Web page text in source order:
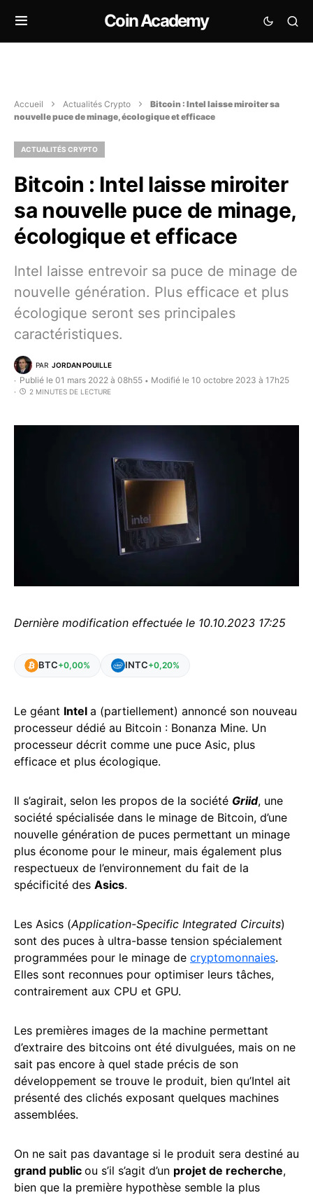
Coin Academy
Accueil Actualités Crypto
Bitcoin : Intel laisse miroiter sa
nouvelle puce de minage, écologique et efficace
ACTUALITÉS CRYPTO
Bitcoin : Intel laisse miroiter
sa nouvelle puce de minage,
écologique et efficace
Intel laisse entrevoir sa puce de minage de
nouvelle génération. Plus efficace et plus
écologique seront ses principales
caractéristiques.
PAR JORDAN POUILLE
Publié le 01 mars 2022 à 08h55 • Modifié le 10 octobre 2023 à 17h25
2 MINUTES DE LECTURE
Dernière modification effectuée le 10.10.2023 17:25
BTC+0,00% INTC+0,20%
Le géant Intel a (partiellement) annoncé son nouveau
processeur dédié au Bitcoin : Bonanza Mine. Un
processeur décrit comme une puce Asic, plus
efficace et plus écologique.
Il s’agirait, selon les propos de la société Griid, une
société spécialisée dans le minage de Bitcoin, d’une
nouvelle génération de puces permettant un minage
plus économe pour le mineur, mais également plus
respectueux de l’environnement du fait de la
spécificité des Asics.
Les Asics (Application-Specific Integrated Circuits)
sont des puces à ultra-basse tension spécialement
programmées pour le minage de cryptomonnaies.
Elles sont reconnues pour optimiser leurs tâches,
contrairement aux CPU et GPU.
Les premières images de la machine permettant
d’extraire des bitcoins ont été divulguées, mais on ne
sait pas encore à quel stade précis de son
développement se trouve le produit, bien qu’Intel ait
présenté des clichés exposant quelques machines
assemblées.
On ne sait pas davantage si le produit sera destiné au
grand public ou s’il s’agit d’un projet de recherche,
bien que la première hypothèse semble la plus